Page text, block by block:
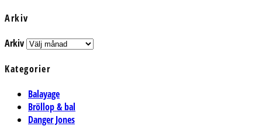
Arkiv
Arkiv
Kategorier
Balayage
Bröllop & bal
Danger Jones